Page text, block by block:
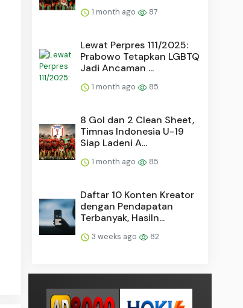
1 month ago 87
Lewat Perpres 111/2025:
Prabowo Tetapkan LGBTQ
Jadi Ancaman ...
1 month ago 85
8 Gol dan 2 Clean Sheet,
Timnas Indonesia U-19
Siap Ladeni A...
1 month ago 85
Daftar 10 Konten Kreator
dengan Pendapatan
Terbanyak, Hasiln...
3 weeks ago 82